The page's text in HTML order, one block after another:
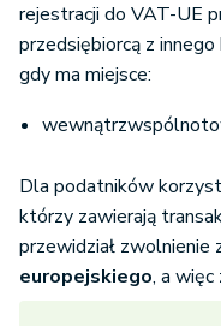
rejestracji do VAT-UE
przedsiębiorcą z
gdy ma miejsce:
Dla podatników
którzy zawierają
przewidział zwolnienie
europejskiego, a